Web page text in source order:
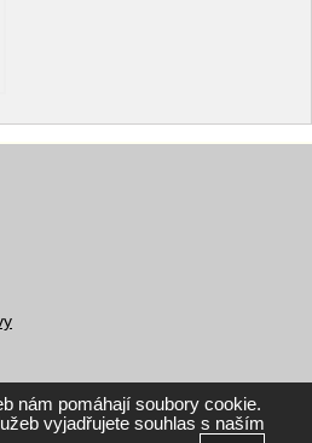
nám pomáhají soubory cookie.
vyjadřujete souhlas s naším